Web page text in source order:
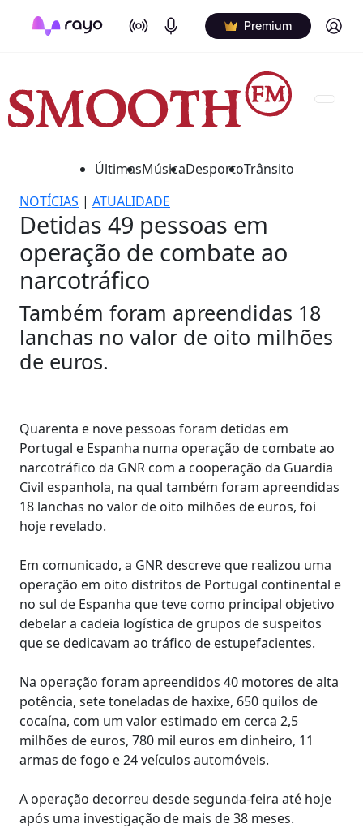
On Air Podcasts Premium Log in
ÚltimasMúsicaDesportoTrânsito
NOTÍCIAS | ATUALIDADE
Detidas 49 pessoas em
operação de combate ao
narcotráfico
Também foram apreendidas 18
lanchas no valor de oito milhões
de euros.
Quarenta e nove pessoas foram detidas em
Portugal e Espanha numa operação de combate ao
narcotráfico da GNR com a cooperação da Guardia
Civil espanhola, na qual também foram apreendidas
18 lanchas no valor de oito milhões de euros, foi
hoje revelado.
Em comunicado, a GNR descreve que realizou uma
operação em oito distritos de Portugal continental e
no sul de Espanha que teve como principal objetivo
debelar a cadeia logística de grupos de suspeitos
que se dedicavam ao tráfico de estupefacientes.
Na operação foram apreendidos 40 motores de alta
potência, sete toneladas de haxixe, 650 quilos de
cocaína, com um valor estimado em cerca 2,5
milhões de euros, 780 mil euros em dinheiro, 11
armas de fogo e 24 veículos automóveis.
A operação decorreu desde segunda-feira até hoje
após uma investigação de mais de 38 meses.